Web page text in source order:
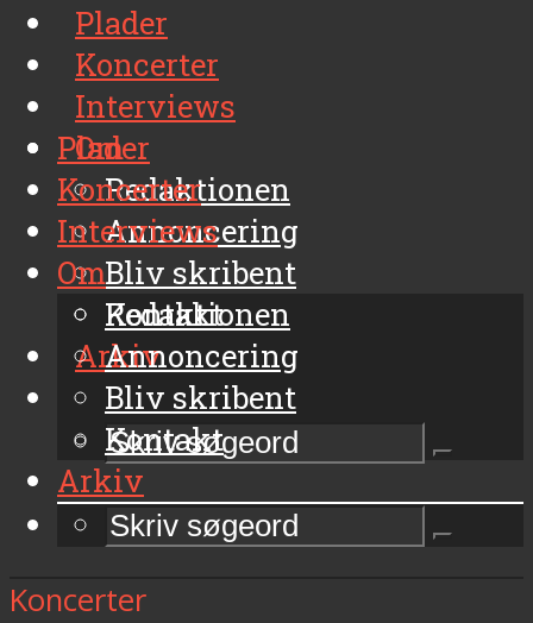
Plader
Koncerter
Interviews
Om
Redaktionen
Annoncering
Bliv skribent
Kontakt
Arkiv
Plader
Koncerter
Interviews
Om
Redaktionen
Annoncering
Bliv skribent
Kontakt
Arkiv
Koncerter